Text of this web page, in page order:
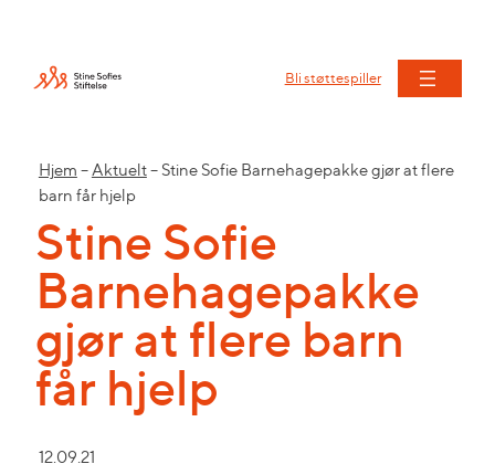
Bli støttespiller
Hjem –Aktuelt– Stine Sofie Barnehagepakke gjør at flere
barn får hjelp
Stine Sofie
Barnehagepakke
gjør at flere barn
får hjelp
12.09.21